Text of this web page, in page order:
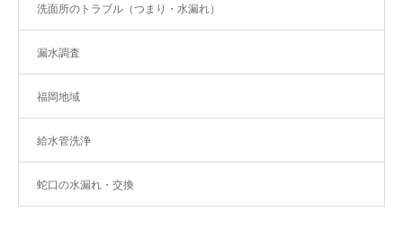
洗面所のトラブル（つまり・水漏れ）
漏水調査
福岡地域
給水管洗浄
蛇口の水漏れ・交換